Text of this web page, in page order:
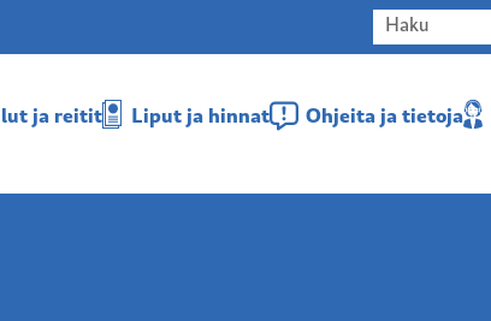
ja reitit Liput ja hinnat Ohjeita ja tietoja